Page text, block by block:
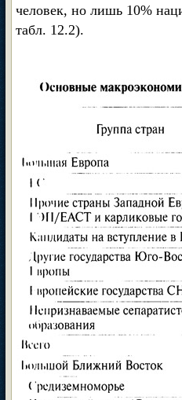
человек, но лишь 10%
табл. 12.2).